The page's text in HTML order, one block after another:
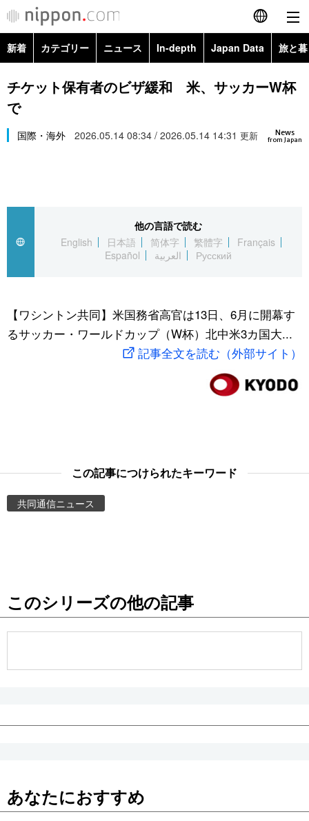
English
简体字
Русский
カテゴリー
経済・ビジネス
国際
文化
トップ
アーカイブ
In-depth
Japan Data
動画/Live
お知らせ
新着 カテゴリー ニュース In-depth Japan Data 旅と
政治・外交
経済・ビジネス
スポーツ・東京2020
Topics
チケット保有者のビザ緩和 米、サッカーW杯
で
News
from Japan
国際・海外 2026.05.14 08:34 / 2026.05.14 14:31 更新
他の言語で読む
English
日本語 简体字 繁體字
Français
Español
العربية Русский
【ワシントン共同】米国務省高官は13日、6月に開幕す
るサッカー・ワールドカップ（W杯）北中米3カ国大...
記事全文を読む（外部サイト）
この記事につけられたキーワード
共同通信ニュース
このシリーズの他の記事
あなたにおすすめ